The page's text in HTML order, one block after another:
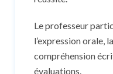
Le professeur
l’expression orale,
compréhension
évaluations.